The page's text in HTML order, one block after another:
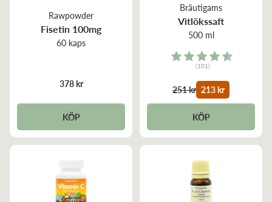
Rawpowder
Fisetin 100mg
60 kaps
378 kr
KÖP
Bräutigams
Vitlökssaft
500 ml
Rating:
(101)
251 kr 213 kr
KÖP